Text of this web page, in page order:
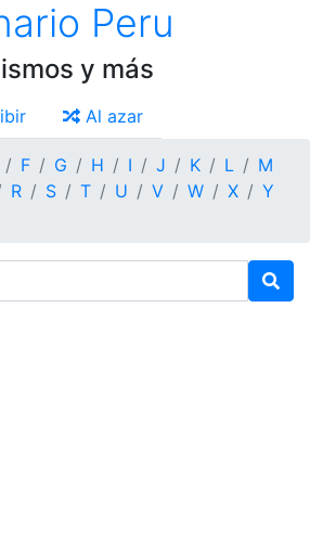
Peru
y más
Al azar
F G H I J K L
M
R S T U V W X
Y